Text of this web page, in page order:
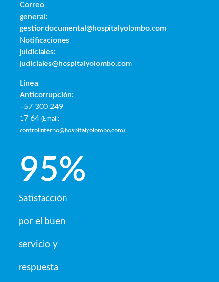
Correo
general:
gestiondocumental@hospitalyolombo.com
Notificaciones
juidiciales:
judiciales@hospitalyolombo.com
Línea
Anticorrupción:
+57 300 249
17 64 (Email:
controlinterno@hospitalyolombo.com)
Satisfacción
por el buen
servicio y
respuesta
95%